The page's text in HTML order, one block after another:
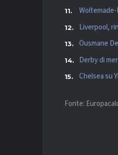
Woltemade-
Liverpool,
Ousmane
Derby di
Chelsea su
Fonte: